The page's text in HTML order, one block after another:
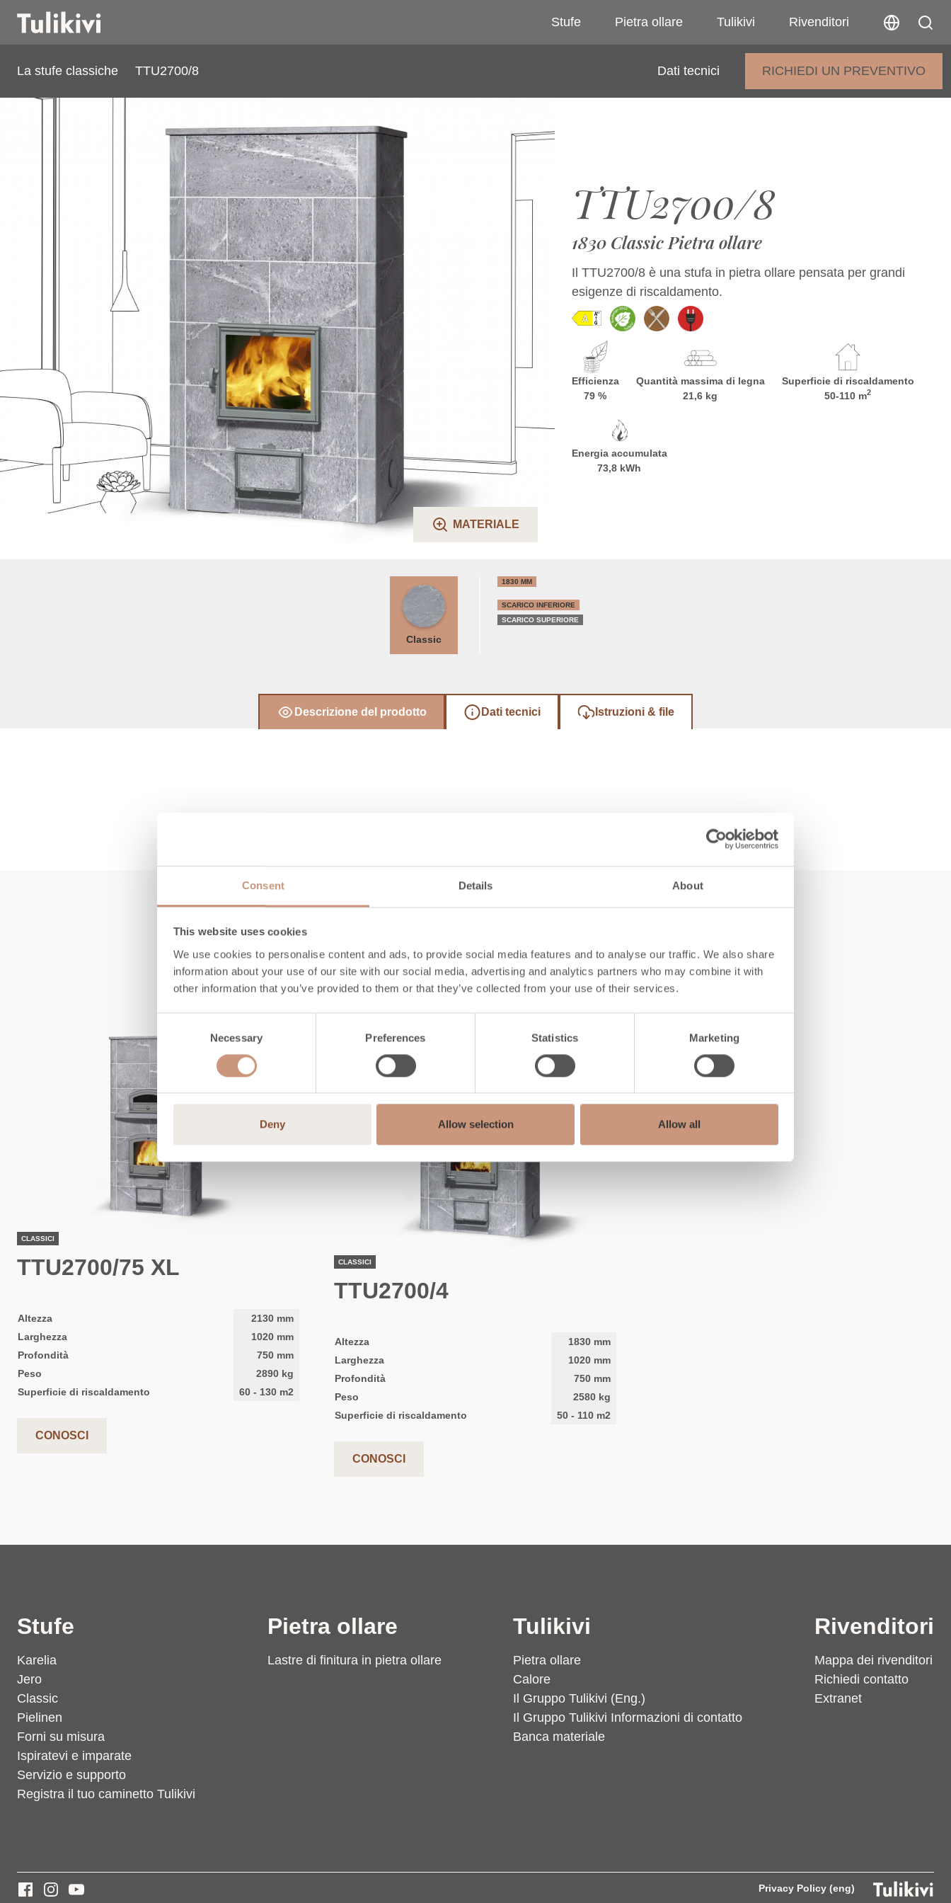
Consent Details About
This website uses cookies
We use cookies to personalise content and ads, to provide social media features and to analyse our traffic. We also share
information about your use of our site with our social media, advertising and analytics partners who may combine it with
other information that you’ve provided to them or that they’ve collected from your use of their services.
Selection
Necessary Preferences Statistics Marketing
Deny Allow selection Allow all
Stufe Pietra ollare Tulikivi Rivenditori
La stufe classiche TTU2700/8 Dati tecnici RICHIEDI UN PREVENTIVO
TTU2700/8
MATERIALE
TTU2700/8
1830 Classic Pietra ollare
Il TTU2700/8 è una stufa in pietra ollare pensata per grandi
esigenze di riscaldamento.
Efficienza
79 %
Quantità massima di legna
21,6 kg
Superficie di riscaldamento
50-110 m2
Energia accumulata
73,8 kWh
Classic
1830 MM
SCARICO INFERIORE
SCARICO SUPERIORE
Descrizione del prodotto Dati tecnici Istruzioni & file
Conosci anche tu
CLASSICI
TTU2700/75 XL
Altezza 2130 mm
Larghezza
1020 mm
Profondità
750 mm
Peso
2890 kg
Superficie di riscaldamento
60 - 130 m2
CONOSCI
CLASSICI
TTU2700/4
Altezza 1830mm
Larghezza
1020mm
Profondità
750mm
Peso
2580kg
Superficie di riscaldamento
50 - 110m2
CONOSCI
Stufe
Karelia
Jero
Classic
Pielinen
Forni su misura
Ispiratevi e imparate
Servizio e supporto
Registra il tuo caminetto Tulikivi
Pietra ollare
Lastre di finitura in pietra ollare
Tulikivi
Pietra ollare
Calore
Il Gruppo Tulikivi (Eng.)
Il Gruppo Tulikivi Informazioni di contatto
Banca materiale
Rivenditori
Mappa dei rivenditori
Richiedi contatto
Extranet
Privacy Policy (eng)